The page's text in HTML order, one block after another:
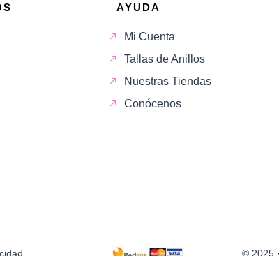
AYUDA
Mi Cuenta
Tallas de Anillos
Nuestras Tiendas
Conócenos
© 2025